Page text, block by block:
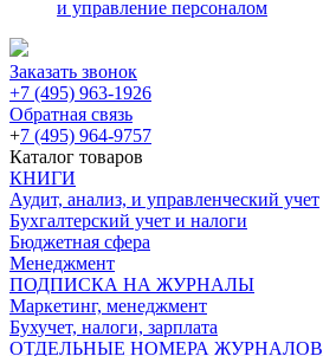
и управление персоналом
Заказать звонок
+7 (495) 963-1926
Обратная связь
+7 (495) 964-9757
Каталог товаров
КНИГИ
Аудит, анализ, и управленческий учет
Бухгалтерский учет и налоги
Бюджетная сфера
Менеджмент
ПОДПИСКА НА ЖУРНАЛЫ
Маркетинг, менеджмент
Бухучет, налоги, зарплата
ОТДЕЛЬНЫЕ НОМЕРА ЖУРНАЛОВ